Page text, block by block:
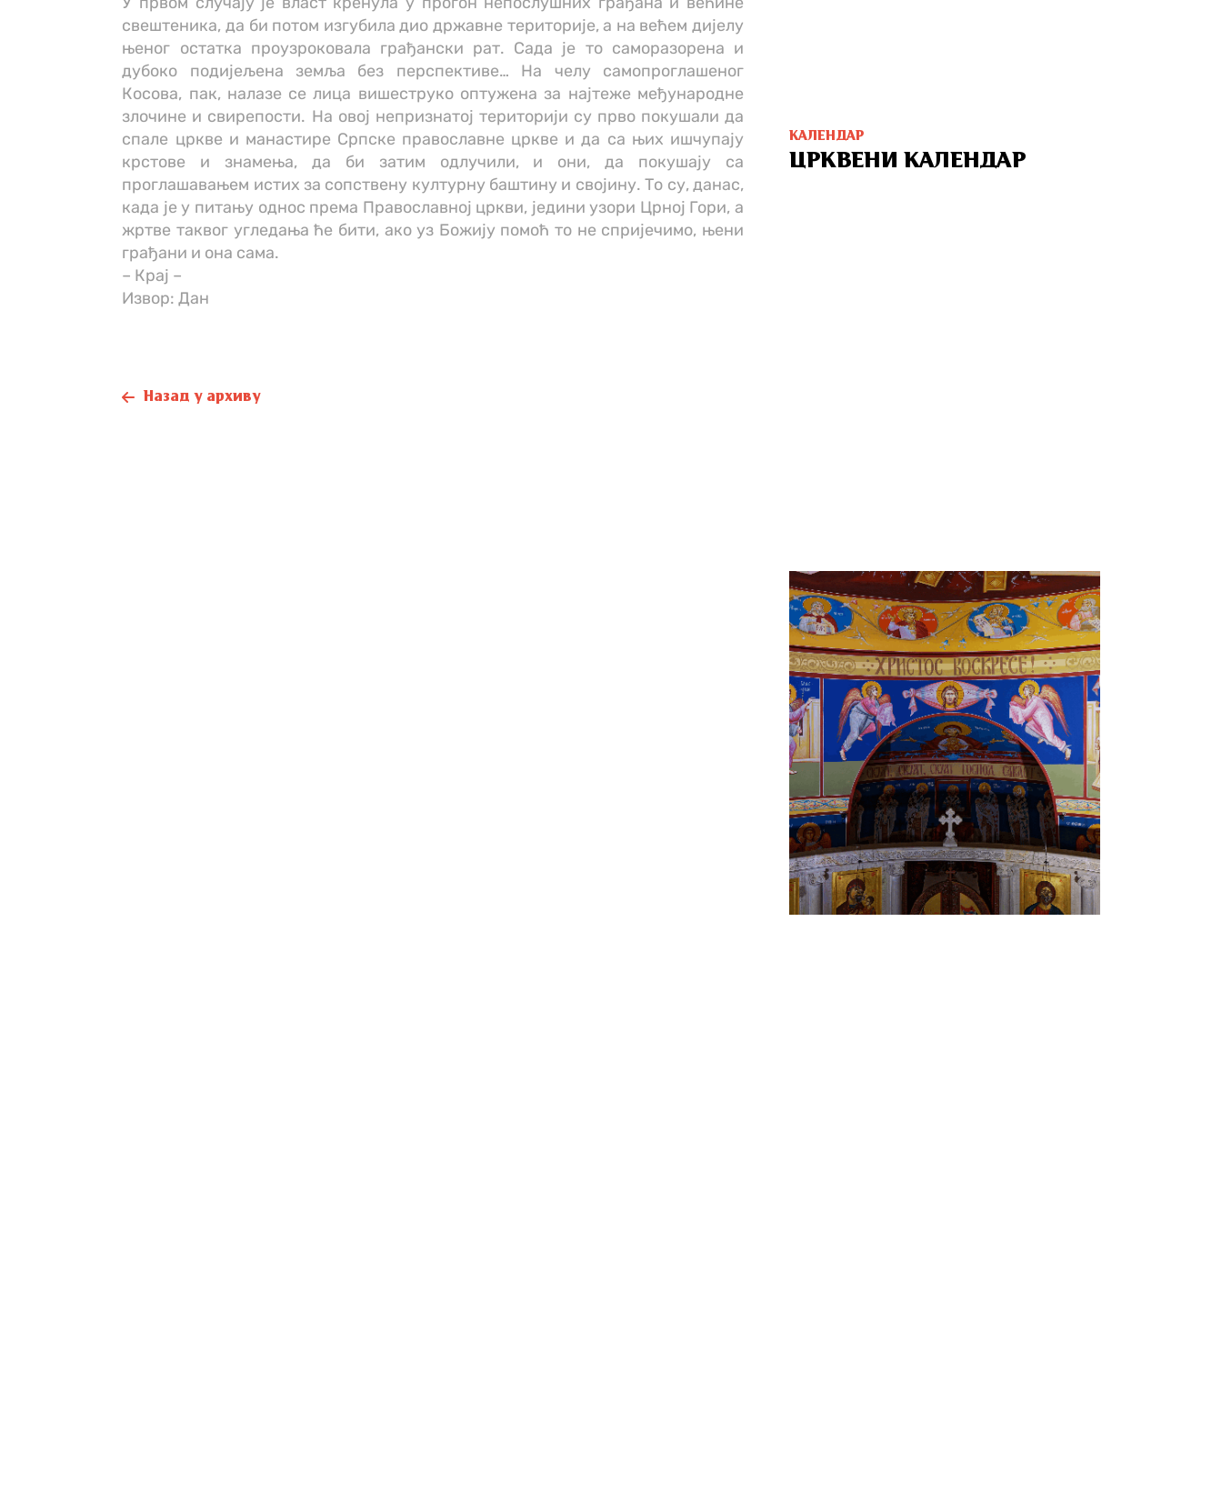
свештеника, да би потом изгубила дио државне територије, а на већем дијелу
њеног остатка проузроковала грађански рат. Сада је то саморазорена и
дубоко подијељена земља без перспективе… На челу самопроглашеног
Косова, пак, налазе се лица вишеструко оптужена за најтеже међународне
злочине и свирепости. На овој непризнатој територији су прво покушали да
спале цркве и манастире Српске православне цркве и да са њих ишчупају
крстове и знамења, да би затим одлучили, и они, да покушају са
проглашавањем истих за сопствену културну баштину и својину. То су, данас,
када је у питању однос према Православној цркви, једини узори Црној Гори, а
жртве таквог угледања ће бити, ако уз Божију помоћ то не спријечимо, њени
грађани и она сама.
– Крај –
Извор: Дан
Назад у архиву
КАЛЕНДАР
ЦРКВЕНИ КАЛЕНДАР